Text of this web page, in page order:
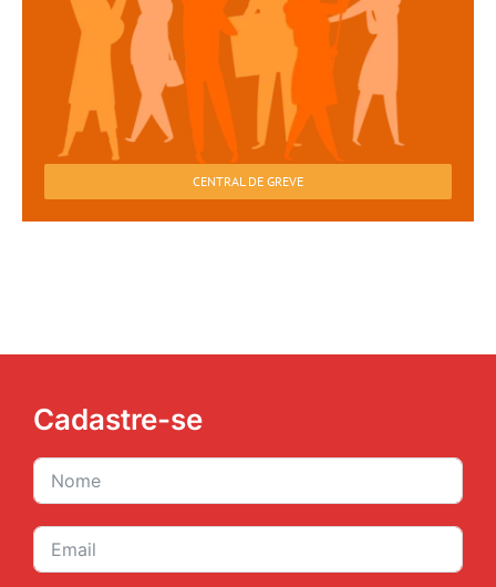
CENTRAL DE GREVE
Cadastre-se